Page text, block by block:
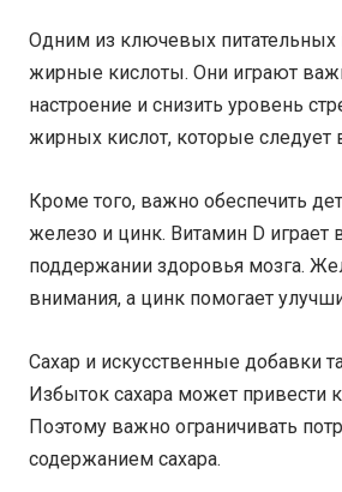
Одним из ключевых питательных
жирные кислоты. Они играют
настроение и снизить уровень
жирных кислот, которые следует
Кроме того, важно обеспечить
железо и цинк. Витамин D играет
поддержании здоровья мозга.
внимания, а цинк помогает
Сахар и искусственные добавки
Избыток сахара может привести
Поэтому важно ограничивать
содержанием сахара.